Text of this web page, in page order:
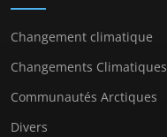
Changement climatique
Changements Climatiques
Communautés Arctiques
Divers